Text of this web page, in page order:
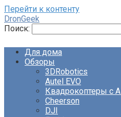
Перейти к контенту
DronGeek
Поиск:
Для дома
Обзоры
3DRobotics
Autel EVO
Квадрокоптеры с
Cheerson
DJI